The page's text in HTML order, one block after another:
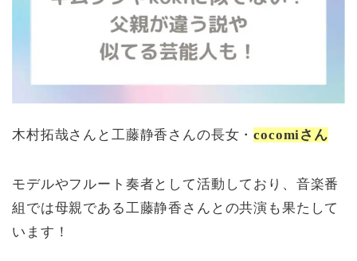
木村拓哉さんと工藤静香さんの長女・cocomiさん
モデルやフルート奏者として活動しており、音楽番
組では母親である工藤静香さんとの共演も果たして
います！